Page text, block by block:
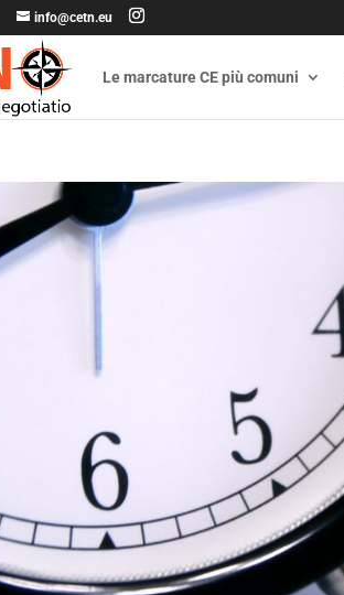
info@cetn.eu
Le marcature CE più comuni